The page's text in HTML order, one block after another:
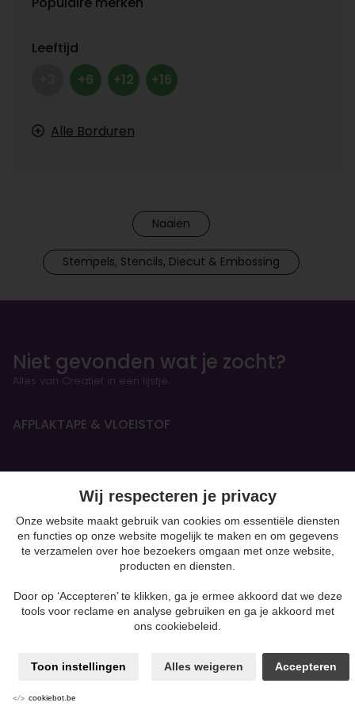
Leeftijd
+6 +12 +16
Alle Borduren
Naaien
Stempels, Stencils, Diecut & Embossing
Niet gevonden wat je zocht?
Alles van Creatief in een lijstje.
AFPLAKTAPE & VLOEISTOF
HANDBOEKEN & OEFENSCHRIFTEN
BOETSEREN & GIETEN
Silk Foam & Silk Clay
Papiermaché
Kaarsen & Zeep maken
moulding
Producten voor Pouring
Wij respecteren je privacy
Onze website maakt gebruik van cookies om essentiële diensten
en functies op onze website mogelijk te maken en om gegevens
te verzamelen over hoe bezoekers omgaan met onze website,
producten en diensten.
Door op ‘Accepteren’ te klikken, ga je ermee akkoord dat we deze
tools voor reclame en analyse gebruiken en ga je akkoord met
ons cookiebeleid.
Toon instellingen Alles weigeren Accepteren
cookiebot.be